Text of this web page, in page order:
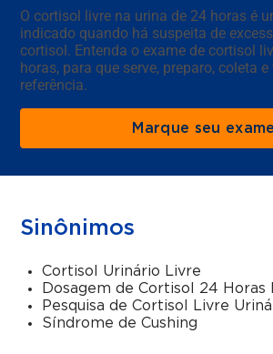
O cortisol livre na urina de 24 horas é
indicado quando há suspeita de
cortisol. Entenda o exame de cortisol
horas, para que serve, preparo, coleta
referência.
Marque seu exame
Sinônimos
Cortisol Urinário Livre
Dosagem de Cortisol 24 Horas
Pesquisa de Cortisol Livre
Síndrome de Cushing